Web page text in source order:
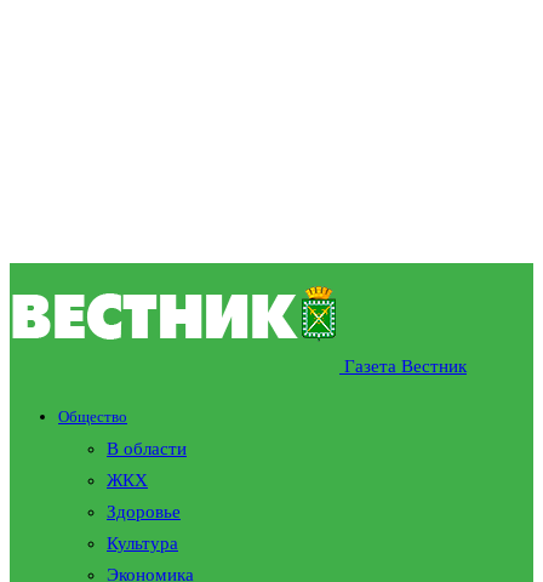
Газета Вестник
Общество
В области
ЖКХ
Здоровье
Культура
Экономика